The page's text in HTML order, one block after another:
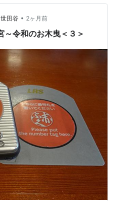
、窯で炭に焼く。材木を窯
塞ぎ、火を熾して加減を見
炭を掻き出す。仕事の姿が
田谷 • 2ヶ月前
～令和のお木曳＜３＞